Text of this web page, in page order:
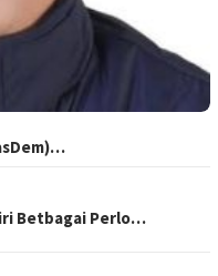
Betbagai Perlo…